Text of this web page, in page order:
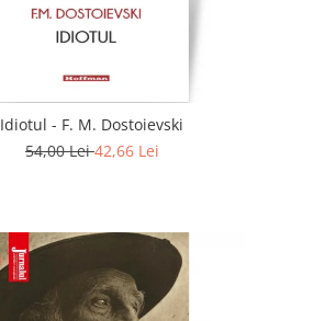
Idiotul - F. M. Dostoievski
54,00 Lei42,66 Lei